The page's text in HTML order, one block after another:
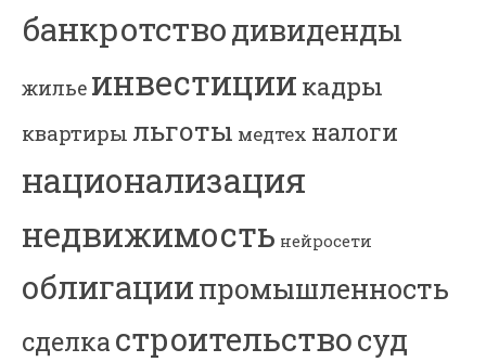
банкротстводивиденды
жилье инвестиции кадры
квартиры льготы медтех налоги
национализация
недвижимость нейросети
облигациипромышленность
сделкастроительствосуд